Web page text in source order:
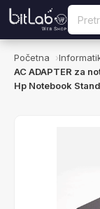
Početna
AC ADAPTER za
Hp Notebook